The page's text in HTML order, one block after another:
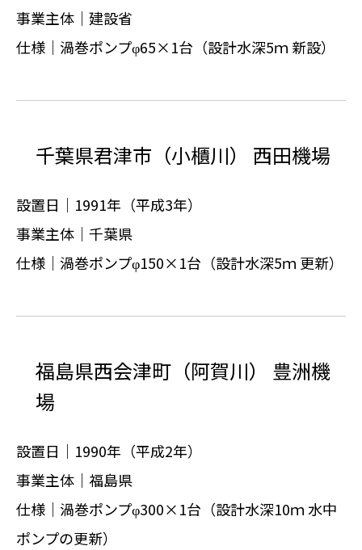
事業主体｜建設省
仕様｜渦巻ポンプφ65×1台（設計水深5ｍ 新設）
千葉県君津市（小櫃川） 西田機場
設置日｜1991年（平成3年）
事業主体｜千葉県
仕様｜渦巻ポンプφ150×1台（設計水深5ｍ 更新）
福島県西会津町（阿賀川） 豊洲機
場
設置日｜1990年（平成2年）
事業主体｜福島県
仕様｜渦巻ポンプφ300×1台（設計水深10ｍ 水中
ポンプの更新）